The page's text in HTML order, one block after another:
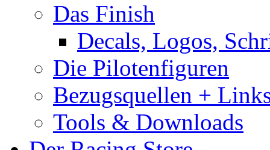
Das Finish
Decals, Logos,
Die Pilotenfiguren
Bezugsquellen +
Tools & Downloads